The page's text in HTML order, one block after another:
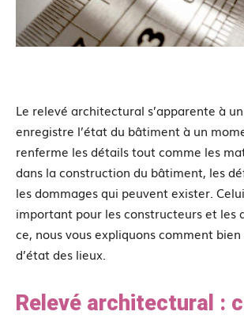
Le relevé architectural s’apparente à
enregistre l’état du bâtiment à un
renferme les détails tout comme les
dans la construction du bâtiment, les
les dommages qui peuvent exister.
important pour les constructeurs et les
ce, nous vous expliquons comment
d’état des lieux.
Relevé architectural :